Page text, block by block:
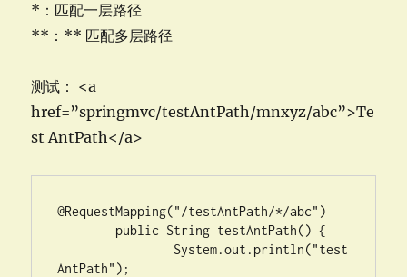
*：匹配一层路径
**：** 匹配多层路径
测试： <a
href=”springmvc/testAntPath/mnxyz/abc”>Te
st AntPath</a>
@RequestMapping("/testAntPath/*/abc")
AntPath");